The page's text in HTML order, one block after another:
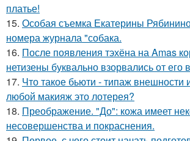
платье!
15. Особая съемка Екатерины
номера журнала "собака.
16. После появления тэхёна на Amas
нетизены буквально взорвались от его
17. Что такое бьюти - типаж внешности
любой макияж это лотерея?
18. Преображение. "До": кожа имеет
несовершенства и покраснения.